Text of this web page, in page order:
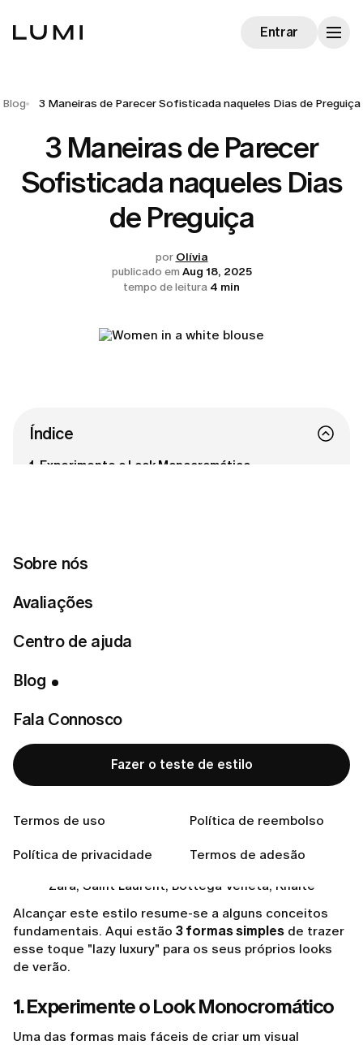
Sobre nós
Avaliações
Centro de ajuda
Blog
Fala Connosco
Fazer o teste de estilo
Termos de uso Política de reembolso
Política de privacidade Termos de adesão
Entrar
Blog 3 Maneiras de Parecer Sofisticada naqueles Dias de Preguiça
3 Maneiras de Parecer
Sofisticada naqueles Dias
de Preguiça
por Olívia
publicado em Aug 18, 2025
tempo de leitura 4 min
Queremos apresentar o ‘Lazy Luxury’ — uma
abordagem descontraída que utiliza peças belas e
confortáveis para criar uma sensação de pura leveza.
Zara, Saint Laurent, Bottega Veneta, Khaite
Alcançar este estilo resume-se a alguns conceitos
fundamentais. Aqui estão 3 formas simples de trazer
esse toque "lazy luxury" para os seus próprios looks
de verão.
1. Experimente o Look Monocromático
Uma das formas mais fáceis de criar um visual
Índice
1. Experimente o Look Monocromático
Pronta para encontrar o teu estilo